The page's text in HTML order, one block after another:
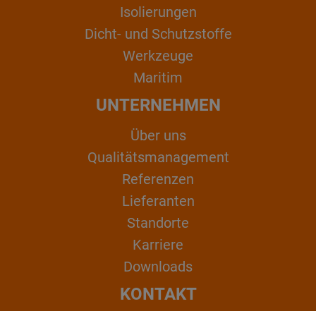
Isolierungen
Dicht- und Schutzstoffe
Werkzeuge
Maritim
UNTERNEHMEN
Über uns
Qualitätsmanagement
Referenzen
Lieferanten
Standorte
Karriere
Downloads
KONTAKT